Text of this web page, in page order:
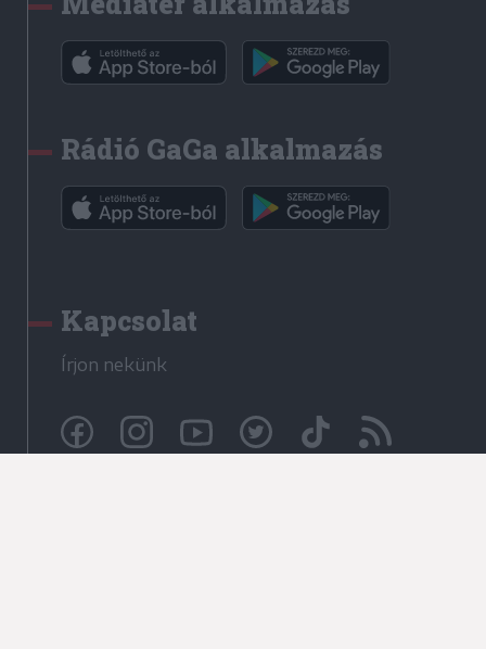
Rádió GaGa alkalmazás
Kapcsolat
Írjon nekünk